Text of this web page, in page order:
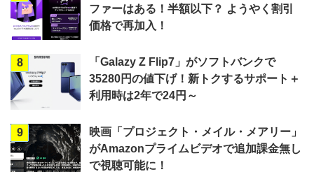
ファーはある！半額以下？ ようやく割引
価格で再加入！
8
「Galazy Z Flip7」がソフトバンクで
35280円の値下げ！新トクするサポート＋
利用時は2年で24円～
9
映画「プロジェクト・メイル・メアリー」
がAmazonプライムビデオで追加課金無し
で視聴可能に！